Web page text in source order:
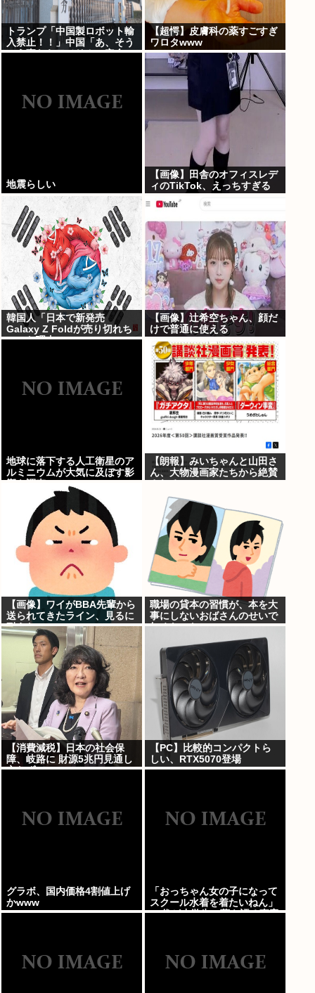
トランプ「中国製ロボット輸
入禁止！！」中国「あ、そう
いう事ならアメリカの安全の
【超愕】皮膚科の薬すごすぎ
ワロタwww
地震らしい
【画像】田舎のオフィスレデ
ィのTikTok、えっちすぎる
韓国人「日本で新発売
Galaxy Z Foldが売り切れち
ゃった理由」
【画像】辻希空ちゃん、顔だ
けで普通に使える
地球に落下する人工衛星のア
ルミニウムが大気に及ぼす影
【朗報】みいちゃんと山田さ
ん、大物漫画家たちから絶賛
【画像】ワイがBBA先輩から
送られてきたライン、見るに
耐えない・・・
職場の貸本の習慣が、本を大
事にしないおばさんのせいで
無くなった
【消費減税】日本の社会保
障、岐路に 財源5兆円見通し
立たず
【PC】比較的コンパクトら
しい、RTX5070登場
グラボ、国内価格4割値上げ
かwww
「おっちゃん女の子になって
スクール水着を着たいねん」
60代が小学生に夢を語る事案